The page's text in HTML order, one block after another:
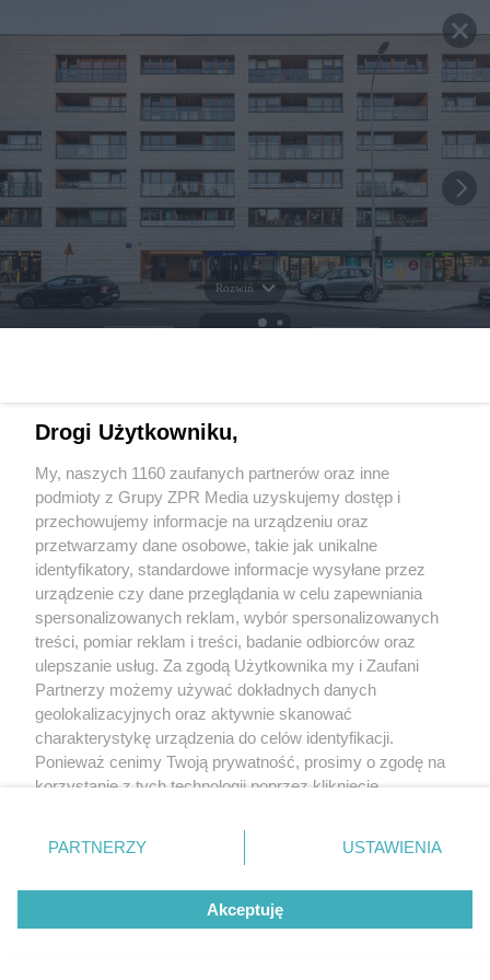
Rozwiń
Drogi Użytkowniku,
My, naszych 1160 zaufanych partnerów oraz inne
podmioty z Grupy ZPR Media uzyskujemy dostęp i
przechowujemy informacje na urządzeniu oraz
przetwarzamy dane osobowe, takie jak unikalne
identyfikatory, standardowe informacje wysyłane przez
urządzenie czy dane przeglądania w celu zapewniania
spersonalizowanych reklam, wybór spersonalizowanych
treści, pomiar reklam i treści, badanie odbiorców oraz
ulepszanie usług. Za zgodą Użytkownika my i Zaufani
Partnerzy możemy używać dokładnych danych
geolokalizacyjnych oraz aktywnie skanować
charakterystykę urządzenia do celów identyfikacji.
Ponieważ cenimy Twoją prywatność, prosimy o zgodę na
korzystanie z tych technologii poprzez kliknięcie
zmienić/wycofać klikając przycisk ustawień prywatności
znajdujący się w lewym dolnym rogu strony
rodzaje przetwarzania danych nie wymagają zgody
użytkownika, ale masz prawo sprzeciwić się takiemu
przetwarzaniu. Preferencje będą miały zastosowanie tylko
PARTNERZY USTAWIENIA
Akceptuję